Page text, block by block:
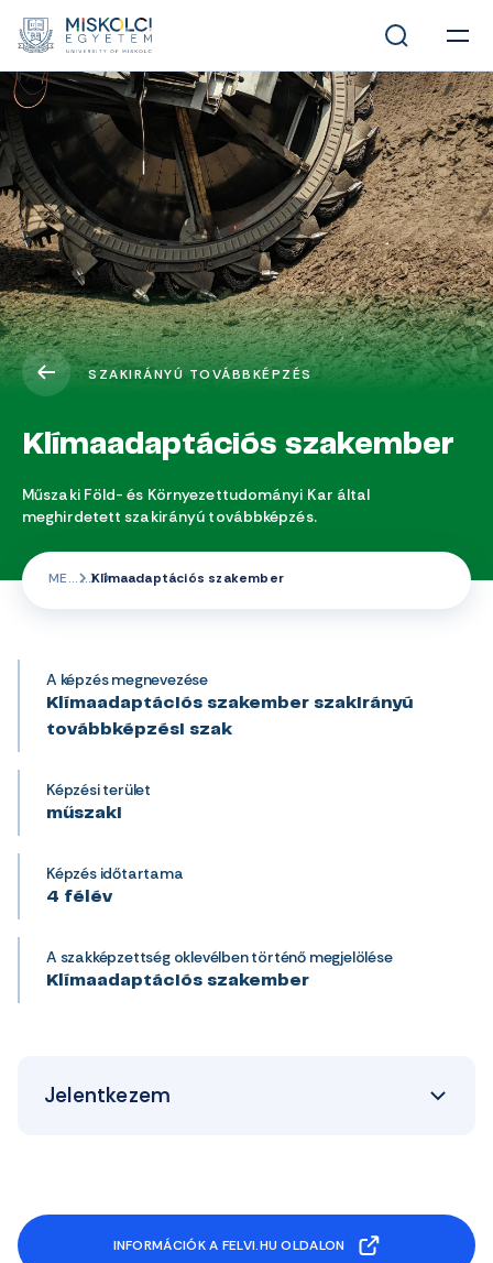
SZAKIRÁNYÚ TOVÁBBKÉPZÉS
Klímaadaptációs szakember
Műszaki Föld- és Környezettudományi Kar által
meghirdetett szakirányú továbbképzés.
ME Klímaadaptációs szakember
A képzés megnevezése
Klímaadaptációs szakember szakirányú
továbbképzési szak
Képzési terület
műszaki
Képzés időtartama
4 félév
A szakképzettség oklevélben történő megjelölése
Klímaadaptációs szakember
Jelentkezem
INFORMÁCIÓK A FELVI.HU OLDALON